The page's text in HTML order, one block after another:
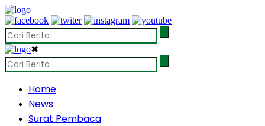
✖
Home
News
Surat Pembaca